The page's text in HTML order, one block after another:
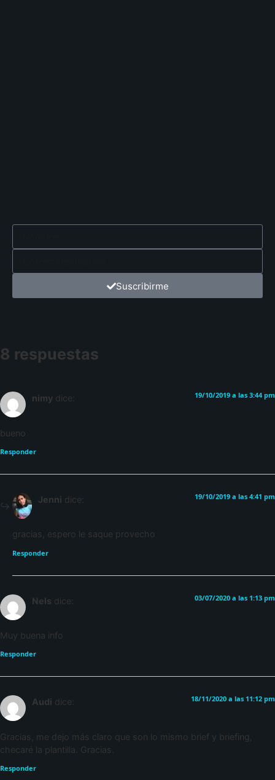
Suscribirme
8 respuestas
nimy dice: 19/10/2019 a las 3:44 pm
bueno
Responder
Jenni dice: 19/10/2019 a las 4:41 pm
gracias, espero le saque provecho
Responder
Nels dice: 03/07/2020 a las 1:13 pm
Muy buena info
Responder
Audi dice: 18/11/2020 a las 11:12 pm
Gracias, me dejo más claro que son lo mismo brief y briefing,
checaré la plantilla. Gracias.
Responder